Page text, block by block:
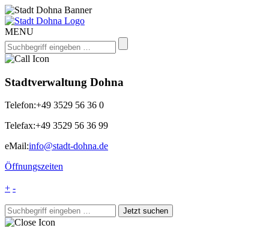
MENU
Stadtverwaltung Dohna
Telefon:+49 3529 56 36 0
Telefax:+49 3529 56 36 99
eMail:info@stadt-dohna.de
Öffnungszeiten
+ -